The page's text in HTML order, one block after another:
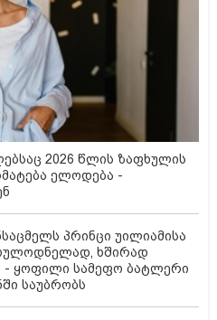
2026 წლის ზაფხულის
ელოდება -
პრინცი უილიამისა
ხშირად
- ყოფილი სამეფო ბატლერი
საუბრობს